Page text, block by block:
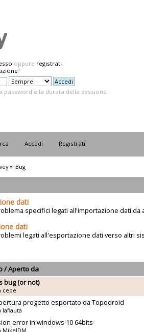
oppure registrati.
?
password e la durata della sessione.
Accedi Registrati
» Bug
dati
specifici legati all'importazione dati da
dati
legati all'esportazione dati verso altri
/Aperto da
bug (or not)
cepe
progetto esportato da Topodroid
laflauta
error in windows 10 64bits
MikelDM